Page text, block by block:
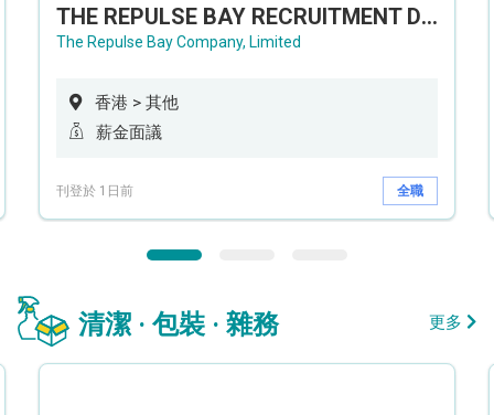
THE REPULSE BAY RECRUITMENT DAY 淺水灣影灣園人才招聘會
The Repulse Bay Company, Limited
香港 > 其他
薪金面議
刊登於 1日前 全職
清潔 · 包裝 · 雜務 更多